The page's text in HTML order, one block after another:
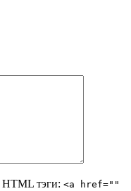
HTML тэги: <a href=""